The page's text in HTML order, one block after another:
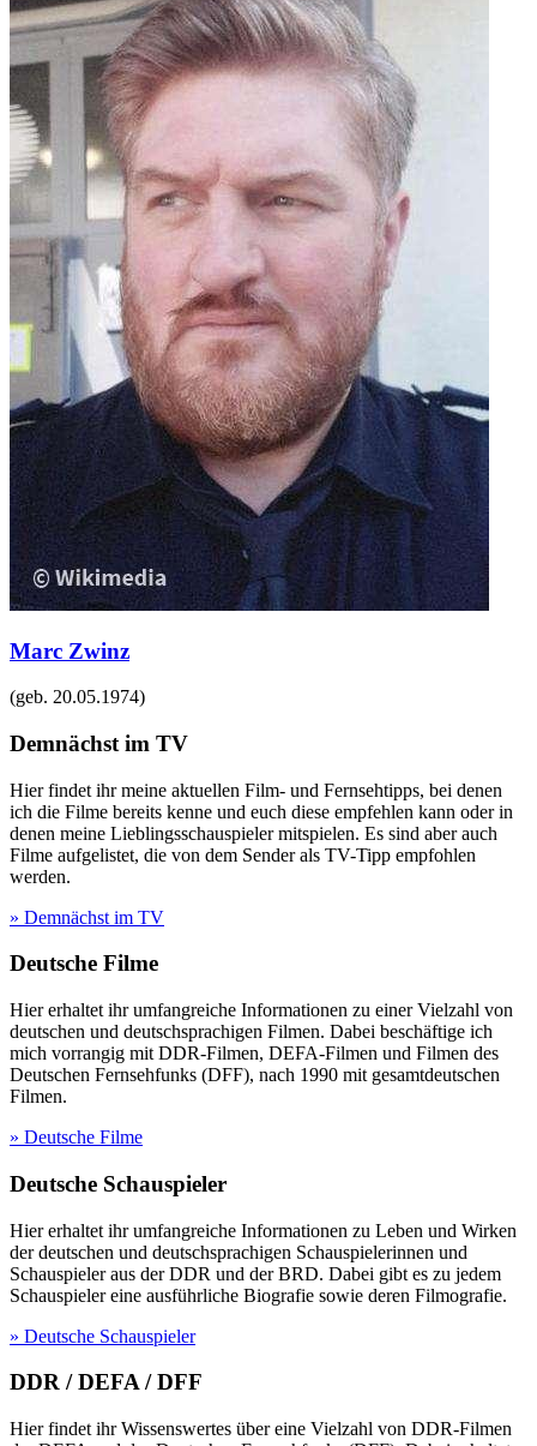
Marc Zwinz
(geb. 20.05.1974)
Demnächst im TV
Hier findet ihr meine aktuellen Film- und Fernsehtipps, bei denen
ich die Filme bereits kenne und euch diese empfehlen kann oder in
denen meine Lieblingsschauspieler mitspielen. Es sind aber auch
Filme aufgelistet, die von dem Sender als TV-Tipp empfohlen
werden.
» Demnächst im TV
Deutsche Filme
Hier erhaltet ihr umfangreiche Informationen zu einer Vielzahl von
deutschen und deutschsprachigen Filmen. Dabei beschäftige ich
mich vorrangig mit DDR-Filmen, DEFA-Filmen und Filmen des
Deutschen Fernsehfunks (DFF), nach 1990 mit gesamtdeutschen
Filmen.
» Deutsche Filme
Deutsche Schauspieler
Hier erhaltet ihr umfangreiche Informationen zu Leben und Wirken
der deutschen und deutschsprachigen Schauspielerinnen und
Schauspieler aus der DDR und der BRD. Dabei gibt es zu jedem
Schauspieler eine ausführliche Biografie sowie deren Filmografie.
» Deutsche Schauspieler
DDR / DEFA / DFF
Hier findet ihr Wissenswertes über eine Vielzahl von DDR-Filmen